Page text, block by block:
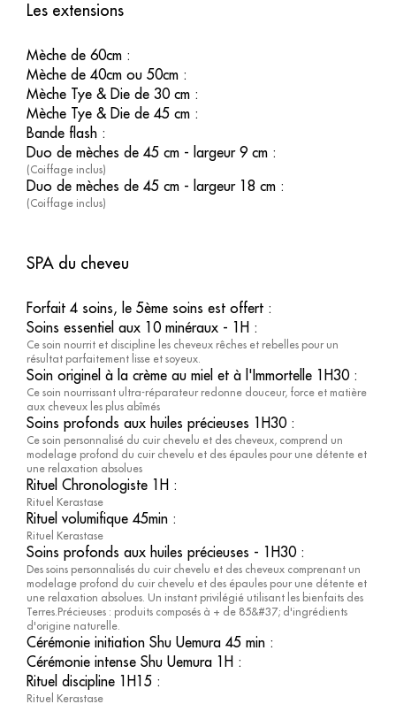
Les extensions
Mèche de 60cm :
Mèche de 40cm ou 50cm :
Mèche Tye & Die de 30 cm :
Mèche Tye & Die de 45 cm :
Bande flash :
Duo de mèches de 45 cm - largeur 9 cm :
(Coiffage inclus)
Duo de mèches de 45 cm - largeur 18 cm :
(Coiffage inclus)
SPA du cheveu
Forfait 4 soins, le 5ème soins est offert :
Soins essentiel aux 10 minéraux - 1H :
Ce soin nourrit et discipline les cheveux rêches et rebelles pour un
résultat parfaitement lisse et soyeux.
Soin originel à la crème au miel et à l'Immortelle 1H30:
Ce soin nourrissant ultra-réparateur redonne douceur, force et matière
aux cheveux les plus abîmés
Soins profonds aux huiles précieuses 1H30:
Ce soin personnalisé du cuir chevelu et des cheveux, comprend un
modelage profond du cuir chevelu et des épaules pour une détente et
une relaxation absolues
Rituel Chronologiste 1H :
Rituel Kerastase
Rituel volumifique 45min :
Rituel Kerastase
Soins profonds aux huiles précieuses - 1H30:
Des soins personnalisés du cuir chevelu et des cheveux comprenant un
modelage profond du cuir chevelu et des épaules pour une détente et
une relaxation absolues. Un instant privilégié utilisant les bienfaits des
Terres.Précieuses : produits composés à + de 85&#37; d'ingrédients
d'origine naturelle.
Cérémonie initiation Shu Uemura 45 min :
Cérémonie intense Shu Uemura 1H :
Rituel discipline 1H15 :
Rituel Kerastase